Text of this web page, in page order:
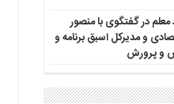
در گفتگوی با منصور
و مدیرکل اسبق برنامه و
و پرورش